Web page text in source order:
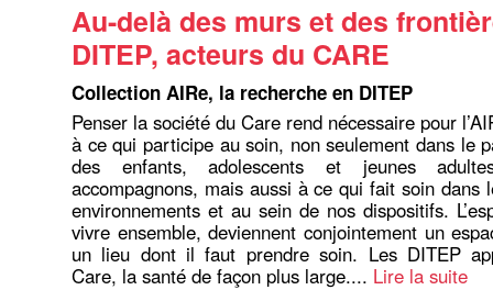
Au-delà des murs et des
DITEP, acteurs du CARE
Collection AIRe, la recherche en DITEP
Penser la société du Care rend nécessaire pour
à ce qui participe au soin, non seulement dans le
des enfants, adolescents et jeunes
accompagnons, mais aussi à ce qui fait soin dans
environnements et au sein de nos dispositifs.
vivre ensemble, deviennent conjointement un
un lieu dont il faut prendre soin. Les DITEP
Care, la santé de façon plus large.... Lire la suite